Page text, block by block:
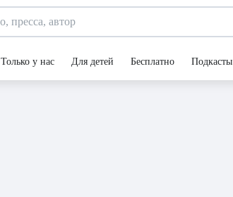
Только у нас Для детей Бесплатно Подкасты